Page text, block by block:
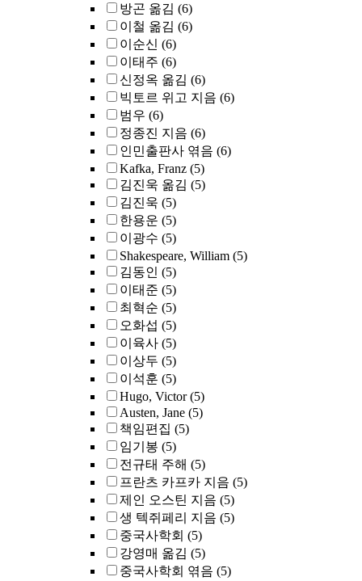
방곤 옮김 (6)
이철 옮김 (6)
이순신 (6)
이태주 (6)
신정옥 옮김 (6)
빅토르 위고 지음 (6)
범우 (6)
정종진 지음 (6)
인민출판사 엮음 (6)
Kafka, Franz (5)
김진욱 옮김 (5)
김진욱 (5)
한용운 (5)
이광수 (5)
Shakespeare, William (5)
김동인 (5)
이태준 (5)
최혁순 (5)
오화섭 (5)
이육사 (5)
이상두 (5)
이석훈 (5)
Hugo, Victor (5)
Austen, Jane (5)
책임편집 (5)
임기봉 (5)
전규태 주해 (5)
프란츠 카프카 지음 (5)
제인 오스틴 지음 (5)
생 텍쥐페리 지음 (5)
중국사학회 (5)
강영매 옮김 (5)
중국사학회 엮음 (5)